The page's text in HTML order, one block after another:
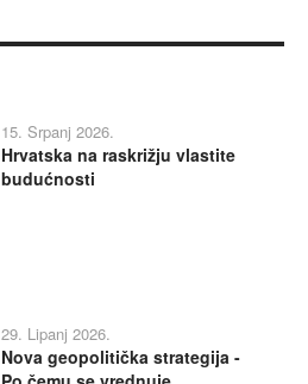
15. Srpanj 2026.
Hrvatska na raskrižju vlastite
budućnosti
29. Lipanj 2026.
Nova geopolitička strategija -